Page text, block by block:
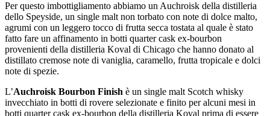
Per questo imbottigliamento abbiamo un Auchroisk della distilleria
dello Speyside, un single malt non torbato con note di dolce malto,
agrumi con un leggero tocco di frutta secca tostata al quale è stato
fatto fare un affinamento in botti quarter cask ex-bourbon
provenienti della distilleria Koval di Chicago che hanno donato al
distillato cremose note di vaniglia, caramello, frutta tropicale e dolci
note di spezie.
L’Auchroisk Bourbon Finish è un single malt Scotch whisky
invecchiato in botti di rovere selezionate e finito per alcuni mesi in
botti quarter cask ex-bourbon della distilleria Koval prima di essere